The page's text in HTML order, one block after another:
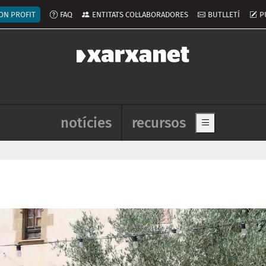
del compte d'usuari
PROFIT FAQ ENTITATS COL·LABORADORES BUTLLETÍ
Navegació principal de
notícies recursos Show main